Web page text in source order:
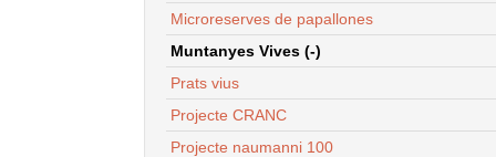
Microreserves de papallones
Muntanyes Vives (-)
Prats vius
Projecte CRANC
Projecte naumanni 100